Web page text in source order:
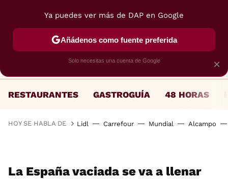
RESTAURANTES GASTROGUÍA 48 HORAS
HOY SE HABLA DE Lidl Carrefour Mundial Alcampo
La España vaciada se va a llenar
×
Ya puedes ver más de DAP en Google
Añádenos como fuente preferida
Solo necesitas una cuenta de Google